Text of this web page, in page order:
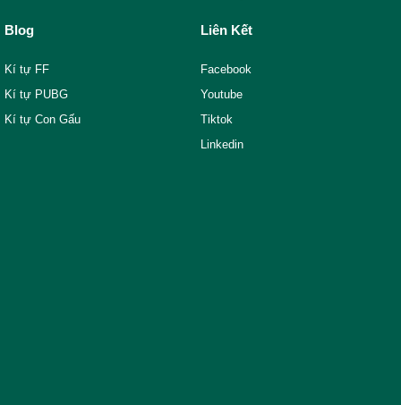
Blog
Kí tự FF
Kí tự PUBG
Kí tự Con Gấu
Liên Kết
Facebook
Youtube
Tiktok
Linkedin